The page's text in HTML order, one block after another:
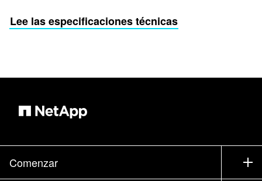
Lee las especificaciones técnicas
Comenzar